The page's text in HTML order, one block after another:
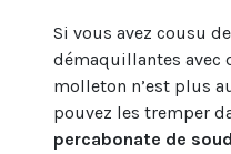
Si vous avez cousu
démaquillantes avec
molleton n’est plus
pouvez les tremper
percabonate de